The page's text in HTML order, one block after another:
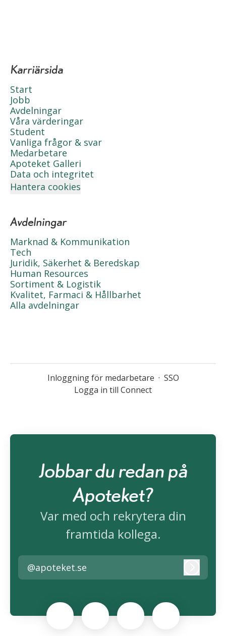
Karriärsida
Start
Jobb
Avdelningar
Våra värderingar
Student
Vanliga frågor & svar
Medarbetare
Apoteket Galleri
Data och integritet
Hantera cookies
Avdelningar
Marknad & Kommunikation
Tech
Juridik, Säkerhet & Beredskap
Human Resources
Sortiment & Logistik
Kvalitet, Farmaci & Hållbarhet
Alla avdelningar
Inloggning för medarbetare · SSO
Logga in till Connect
Jobbar du redan på
Apoteket?
Var med och rekrytera din
framtida kollega.
@apoteket.se